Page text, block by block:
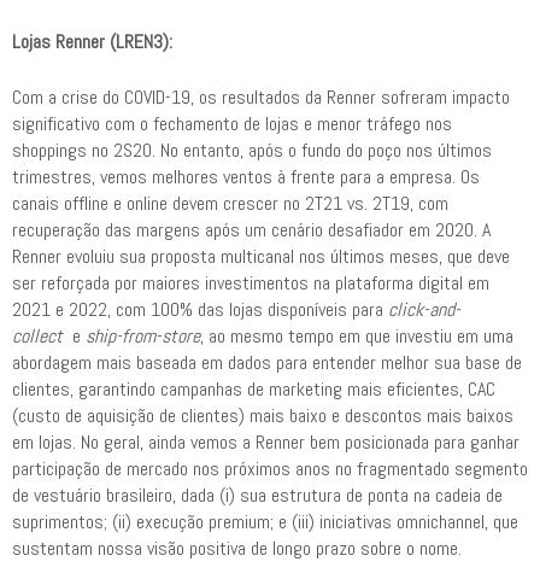
Lojas Renner (LREN3):
Com a crise do COVID-19, os resultados da Renner sofreram impacto
significativo com o fechamento de lojas e menor tráfego nos
shoppings no 2S20. No entanto, após o fundo do poço nos últimos
trimestres, vemos melhores ventos à frente para a empresa. Os
canais offline e online devem crescer no 2T21 vs. 2T19, com
recuperação das margens após um cenário desafiador em 2020. A
Renner evoluiu sua proposta multicanal nos últimos meses, que deve
ser reforçada por maiores investimentos na plataforma digital em
2021 e 2022, com 100% das lojas disponíveis para click-and-
collecte ship-from-store, ao mesmo tempo em que investiu em uma
abordagem mais baseada em dados para entender melhor sua base de
clientes, garantindo campanhas de marketing mais eficientes, CAC
(custo de aquisição de clientes) mais baixo e descontos mais baixos
em lojas. No geral, ainda vemos a Renner bem posicionada para ganhar
participação de mercado nos próximos anos no fragmentado segmento
de vestuário brasileiro, dada (i) sua estrutura de ponta na cadeia de
suprimentos; (ii) execução premium; e (iii) iniciativas omnichannel, que
sustentam nossa visão positiva de longo prazo sobre o nome.